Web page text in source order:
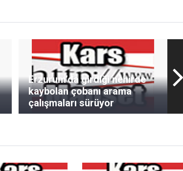
Erzurum’da girdiği nehirde
kaybolan çobanı arama
çalışmaları sürüyor